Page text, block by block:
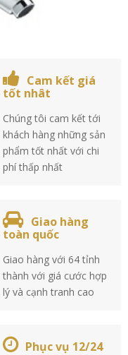
Cam kết giá
tốt nhât
Chúng tôi cam kết tới
khách hàng những sản
phẩm tốt nhất với chi
phí thấp nhất
Giao hàng
toàn quốc
Giao hàng với 64 tỉnh
thành với giá cước hợp
lý và cạnh tranh cao
Phục vụ 12/24